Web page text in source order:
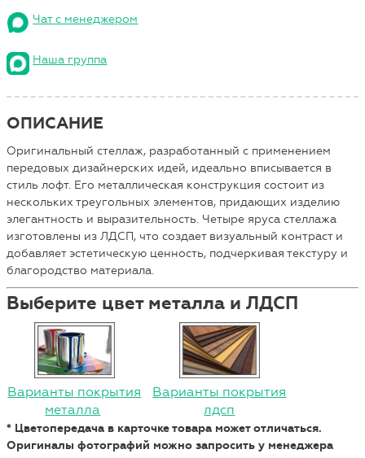
Чат с менеджером
Наша группа
ОПИСАНИЕ
Оригинальный стеллаж, разработанный с применением
передовых дизайнерских идей, идеально вписывается в
стиль лофт. Его металлическая конструкция состоит из
нескольких треугольных элементов, придающих изделию
элегантность и выразительность. Четыре яруса стеллажа
изготовлены из ЛДСП, что создает визуальный контраст и
добавляет эстетическую ценность, подчеркивая текстуру и
благородство материала.
Выберите цвет металла и ЛДСП
Варианты покрытия
металла
Варианты покрытия
лдсп
* Цветопередача в карточке товара может отличаться.
Оригиналы фотографий можно запросить у менеджера